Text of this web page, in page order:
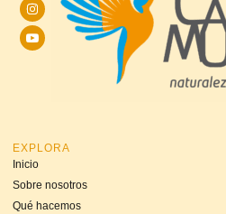
EXPLORA
Inicio
Sobre nosotros
Qué hacemos